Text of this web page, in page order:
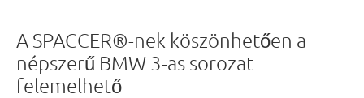
A SPACCER®-nek köszönhetően a
népszerű BMW 3-as sorozat
felemelhető